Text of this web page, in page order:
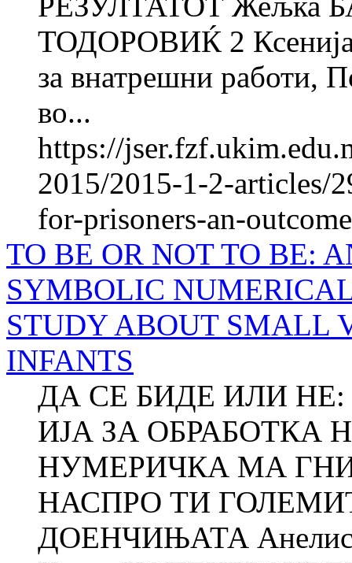
ТОДОРОВИЌ 2
за внатрешни работи,
во...
https://
2015/2015-1-2-articles/
for-prisoners-an-
TO BE OR NOT TO BE:
SYMBOLIC
STUDY ABOUT SMALL
INFANTS
ДА СЕ БИДЕ ИЛИ
ИЈА ЗА ОБРАБОТКА
НУМЕРИЧКА МА
НАСПРО ТИ
ДОЕНЧИЊАТА